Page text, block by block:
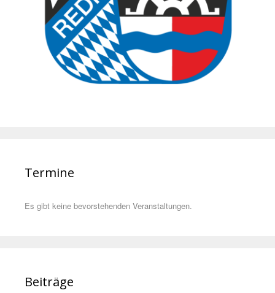
Termine
Es gibt keine bevorstehenden Veranstaltungen.
Beiträge